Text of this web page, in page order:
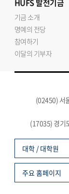
기금 소개
명예의 전당
참여하기
이달의 기부자
(02450) 서
(17035) 경기
대학 / 대학원
주요 홈페이지